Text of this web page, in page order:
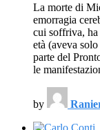
La morte di
emorragia
cui soffriva, ha
età (aveva
parte del
le
by